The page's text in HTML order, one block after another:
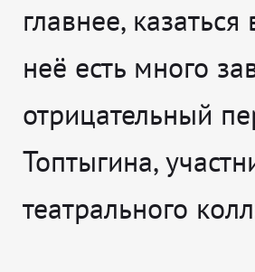
главнее,
неё есть много
отрицательный
Топтыгина,
театрального